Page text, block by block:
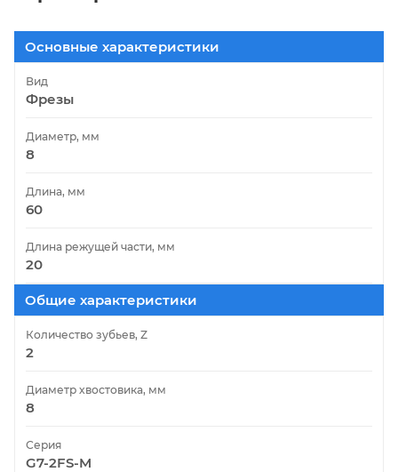
Основные характеристики
Вид
Фрезы
Диаметр, мм
8
Длина, мм
60
Длина режущей части, мм
20
Общие характеристики
Количество зубьев, Z
2
Диаметр хвостовика, мм
8
Серия
G7-2FS-M